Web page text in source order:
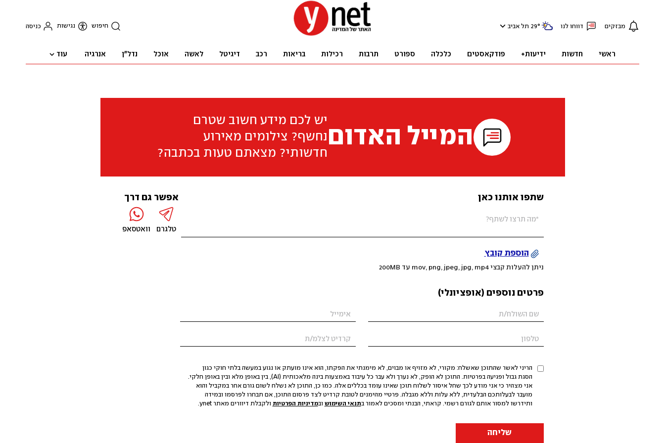
מבזקים דווחו לנו 29° תל אביב חיפוש נגישות כניסה
ראשי חדשות ידיעות+ פודקאסטים כלכלה ספורט תרבות רכילות בריאות רכב דיגיטל לאשה אוכל נדל"ן אנרגיה עוד
המייל האדום
יש לכם מידע חשוב שטרם
נחשף? צילומים מאירוע
חדשותי? מצאתם טעות בכתבה?
שתפו אותנו כאן
הוספת קובץ
ניתן להעלות קבצי mov, png, jpeg, jpg, mp4 עד 200MB
פרטים נוספים (אופציונלי)
הריני לאשר שהתוכן שאשלח: מקורי, לא מזויף או מבוים, לא מימנתי את הפקתו, הוא אינו מועתק או נגוע במעשה בלתי חוקי כגון
הסגת גבול ופגיעה בפרטיות. התוכן לא הופק, לא נערך ולא עבר כל עיבוד באמצעות בינה מלאכותית (AI), בין באופן מלא ובין באופן חלקי.
אני מצהיר כי אני מודע לכך שחל איסור לשלוח תוכן שאינו עומד בכללים אלה. כמו כן, התוכן לא נשלח לשום גורם אחר במקביל והוא
מועבר לבעלותכם הבלעדית, ללא עלות וללא מגבלה. פרטיי מהימנים לטובת קרדיט לצד פרסום התוכן, אם תבחרו לפרסמו ובמידה
ותידרשו למסור אותם לגורם רשמי. קראתי, הבנתי ומסכים לאמור בתנאי השימוש ובמדיניות הפרטיות ולקבלת דיוורים מאתר ynet.
שליחה
אפשר גם דרך
טלגרם וואטסאפ